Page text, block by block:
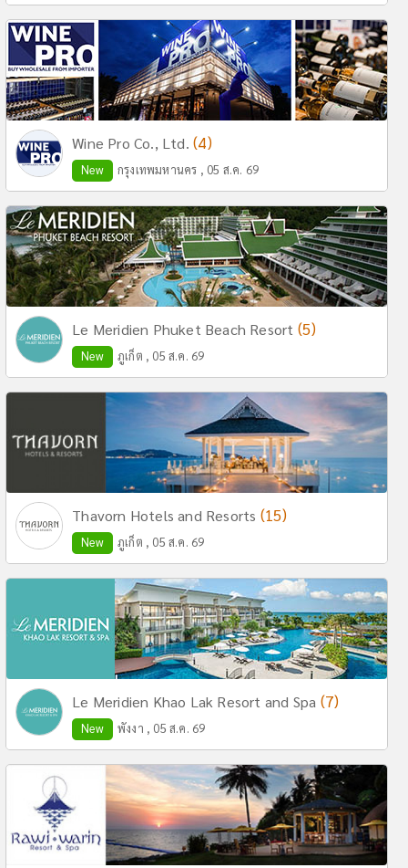
Wine Pro Co., Ltd.(4)
New กรุงเทพมหานคร , 05 ส.ค. 69
Le Meridien Phuket Beach Resort (5)
New ภูเก็ต , 05 ส.ค. 69
Thavorn Hotels and Resorts (15)
New ภูเก็ต , 05 ส.ค. 69
Le Meridien Khao Lak Resort and Spa (7)
New พังงา , 05 ส.ค. 69